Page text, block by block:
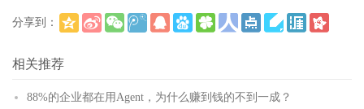
分享到：
相关推荐
88%的企业都在用Agent，为什么赚到钱的不到一成？